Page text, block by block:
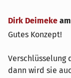
Dirk Deimeke am
Gutes Konzept!
Verschlüsselung
dann wird sie